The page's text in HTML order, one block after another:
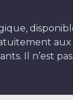
Il n’est